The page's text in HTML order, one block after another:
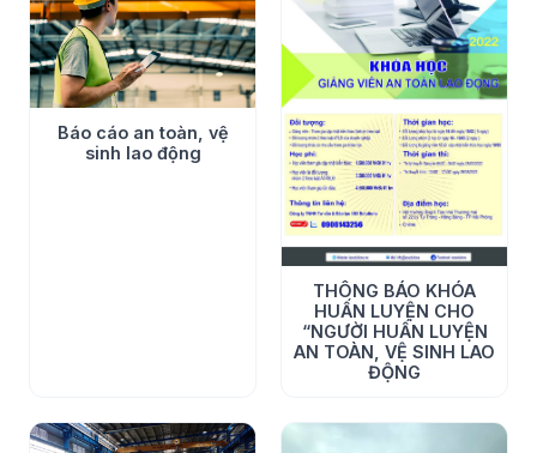
+ Đào tạo đáp ứng các yêu cầu trong thong tư
31/2018/TT-BLĐTBXH
+ Ngày học: Từ ngày 17 đến 21 tháng 12 năm 2021
4. Địa điểm huấn luyện:
- Hội trường tầng 8 tòa nhà số 22 Lý Tự Trọng- Minh
- Đối với khóa huấn luyện người huấn luyện cập nhật kiến
- Đối tượng thuộc nhóm 2 theo luật An toàn vệ sinh lao
Báo cáo an toàn, vệ
sinh lao động
THÔNG BÁO KHÓA
HUẤN LUYỆN CHO
“NGƯỜI HUẤN LUYỆN
AN TOÀN, VỆ SINH LAO
ĐỘNG